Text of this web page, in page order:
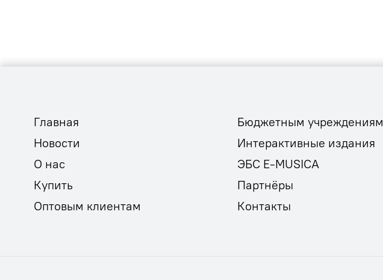
Главная
Новости
О нас
Купить
Оптовым клиентам
Бюджетным учреждениям
Интерактивные издания
ЭБС E-MUSICA
Партнёры
Контакты